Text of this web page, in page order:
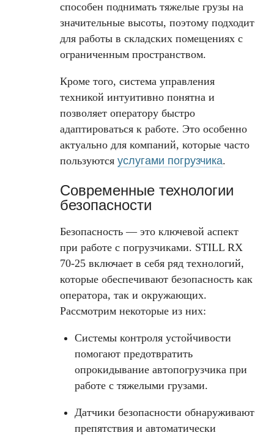
способен поднимать тяжелые грузы на
значительные высоты, поэтому подходит
для работы в складских помещениях с
ограниченным пространством.
Кроме того, система управления
техникой интуитивно понятна и
позволяет оператору быстро
адаптироваться к работе. Это особенно
актуально для компаний, которые часто
пользуются услугами погрузчика.
Современные технологии
безопасности
Безопасность — это ключевой аспект
при работе с погрузчиками. STILL RX
70-25 включает в себя ряд технологий,
которые обеспечивают безопасность как
оператора, так и окружающих.
Рассмотрим некоторые из них:
Системы контроля устойчивости
помогают предотвратить
опрокидывание автопогрузчика при
работе с тяжелыми грузами.
Датчики безопасности обнаруживают
препятствия и автоматически